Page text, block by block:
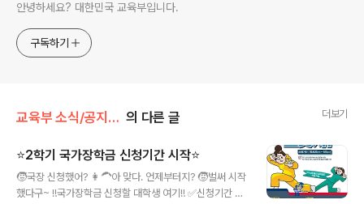
안녕하세요? 대한민국 교육부입니다.
구독하기
교육부 소식/공지사항 의 다른 글 더보기
⭐️2학기 국가장학금 신청기간 시작⭐️
🧒국장 신청했어? 👩🦱아 맞다. 언제부터지? 🧒벌써 시작
했다구~ ‼️국가장학금 신청할 대학생 여기‼️ ✅신청기간 2